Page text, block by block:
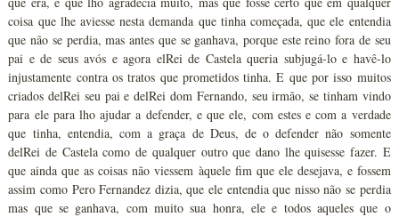
coisa que lhe aviesse nesta demanda que tinha começada, que ele entendia
que não se perdia, mas antes que se ganhava, porque este reino fora de seu
pai e de seus avós e agora elRei de Castela queria subjugá-lo e havê-lo
injustamente contra os tratos que prometidos tinha. E que por isso muitos
criados delRei seu pai e delRei dom Fernando, seu irmão, se tinham vindo
para ele para lho ajudar a defender, e que ele, com estes e com a verdade
que tinha, entendia, com a graça de Deus, de o defender não somente
delRei de Castela como de qualquer outro que dano lhe quisesse fazer. E
que ainda que as coisas não viessem àquele fim que ele desejava, e fossem
assim como Pero Fernandez dizia, que ele entendia que nisso não se perdia
mas que se ganhava, com muito sua honra, ele e todos aqueles que o